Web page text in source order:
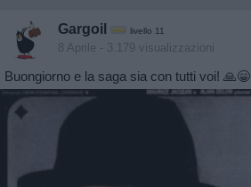
Gargoil livello 11
8 Aprile - 3.179 visualizzazioni
Buongiorno e la saga sia con tutti voi! 🙏😁